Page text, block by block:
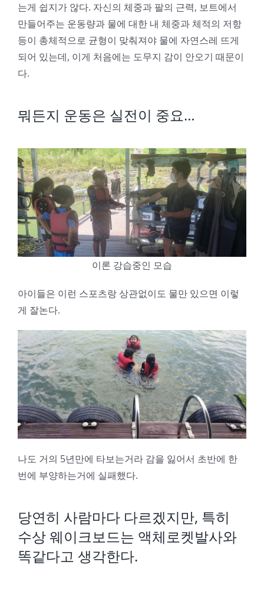
는게 쉽지가 않다. 자신의 체중과 팔의 근력, 보트에서
만들어주는 운동량과 물에 대한 내 체중과 체적의 저항
등이 총체적으로 균형이 맞춰져야 물에 자연스레 뜨게
되어 있는데, 이게 처음에는 도무지 감이 안오기 때문이
다.
뭐든지 운동은 실전이 중요…
이론 강습중인 모습
아이들은 이런 스포츠랑 상관없이도 물만 있으면 이렇
게 잘논다.
나도 거의 5년만에 타보는거라 감을 잃어서 초반에 한
번에 부양하는거에 실패했다.
당연히 사람마다 다르겠지만, 특히
수상 웨이크보드는 액체로켓발사와
똑같다고 생각한다.